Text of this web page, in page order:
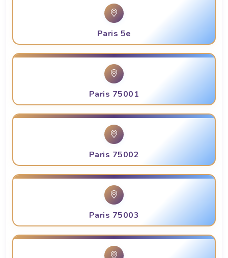
Paris 5e
Paris 75001
Paris 75002
Paris 75003